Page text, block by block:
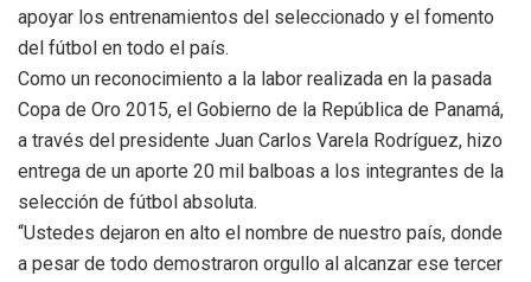
apoyar los entrenamientos del seleccionado y el fomento
del fútbol en todo el país.
Como un reconocimiento a la labor realizada en la pasada
Copa de Oro 2015, el Gobierno de la República de Panamá,
a través del presidente Juan Carlos Varela Rodríguez, hizo
entrega de un aporte 20 mil balboas a los integrantes de la
selección de fútbol absoluta.
“Ustedes dejaron en alto el nombre de nuestro país, donde
a pesar de todo demostraron orgullo al alcanzar ese tercer